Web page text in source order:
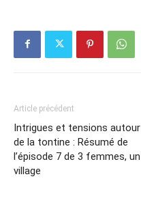
Article précédent
Intrigues et tensions autour
de la tontine : Résumé de
l’épisode 7 de 3 femmes, un
village